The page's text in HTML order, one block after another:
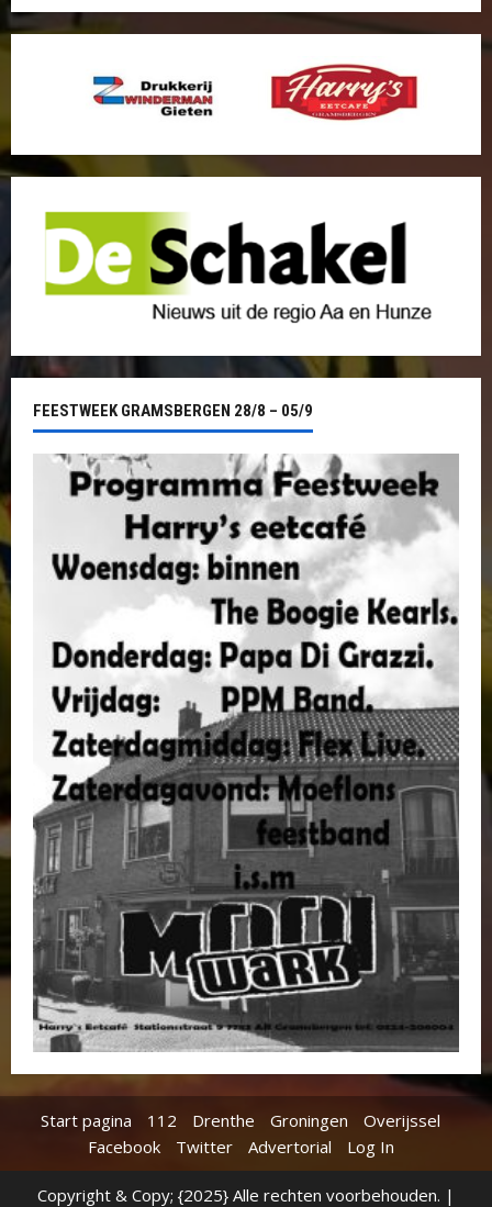
FEESTWEEK GRAMSBERGEN 28/8 – 05/9
Start pagina 112 Drenthe Groningen
Overijssel
Facebook
Twitter Advertorial Log In
Copyright & Copy; {2025} Alle rechten voorbehouden. |